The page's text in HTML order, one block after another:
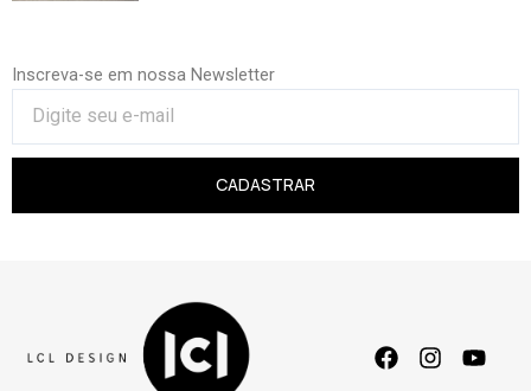
Inscreva-se em nossa Newsletter
CADASTRAR